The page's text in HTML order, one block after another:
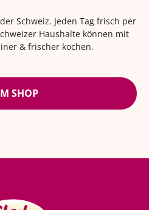
Schweiz. Jeden Tag frisch per
Haushalte können mit
& frischer kochen.
SHOP